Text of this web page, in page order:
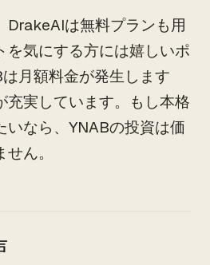
DrakeAIは無料プランも用
を気にする方には嬉しいポ
月額料金が発生します
充実しています。もし本格
いなら、YNABの投資は価
ん。